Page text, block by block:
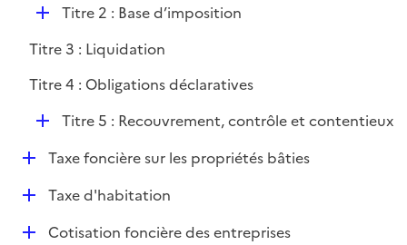
p
l
i
e
D
p
l
Titre 2 : Base d’imposition
Titre 3 : Liquidation
Titre 4 : Obligations déclaratives
D
p
l
i
e
Titre 5 : Recouvrement, contrôle et contentieux
DTaxe foncière sur les propriétés bâties
DTaxe d'habitation
DCotisation foncière des entreprises